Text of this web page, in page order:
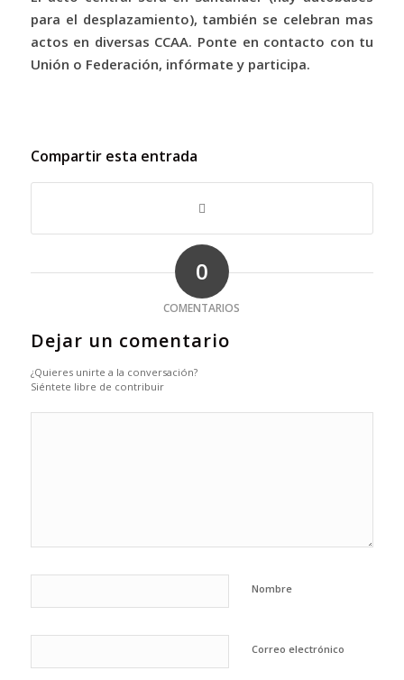
para el desplazamiento), también se celebran mas
actos en diversas CCAA. Ponte en contacto con tu
Unión o Federación, infórmate y participa.
Compartir esta entrada
0
COMENTARIOS
Dejar un comentario
¿Quieres unirte a la conversación?
Siéntete libre de contribuir
Nombre
Correo electrónico